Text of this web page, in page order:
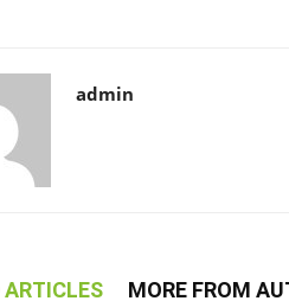
admin
ARTICLES MORE FROM